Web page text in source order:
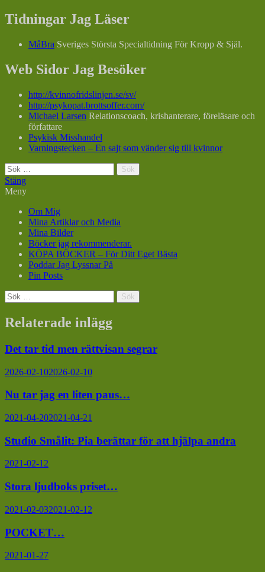
Tidningar Jag Läser
MåBra Sveriges Största Specialtidning För Kropp & Själ.
Web Sidor Jag Besöker
http://kvinnofridslinjen.se/sv/
http://psykopat.brottsoffer.com/
Michael Larsen Relationscoach, krishanterare, föreläsare och
författare
Psykisk Misshandel
Varningstecken – En sajt som vänder sig till kvinnor
Sök
efter:
Stäng
Meny
Om Mig
Mina Artiklar och Media
Mina Bilder
Böcker jag rekommenderar.
KÖPA BÖCKER – För Ditt Eget Bästa
Poddar Jag Lyssnar På
Pin Posts
Sök
efter:
Relaterade inlägg
Det tar tid men rättvisan segrar
2026-02-102026-02-10
Nu tar jag en liten paus…
2021-04-202021-04-21
Studio Smålit: Pia berättar för att hjälpa andra
2021-02-12
Stora ljudboks priset…
2021-02-032021-02-12
POCKET…
2021-01-27